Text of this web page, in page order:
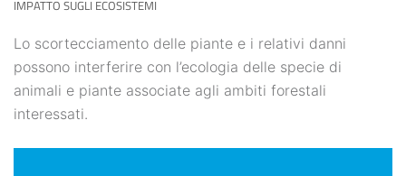
IMPATTO SUGLI ECOSISTEMI
Lo scortecciamento delle piante e i relativi danni
possono interferire con l’ecologia delle specie di
animali e piante associate agli ambiti forestali
interessati.